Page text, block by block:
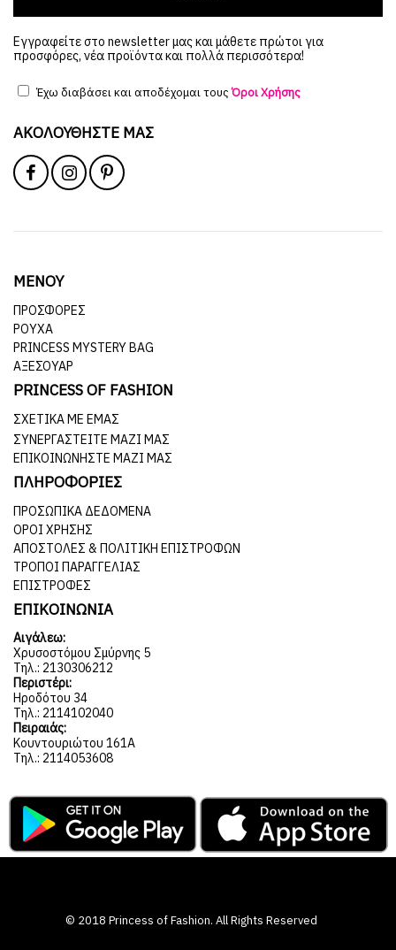
Εγγραφείτε στο newsletter μας και μάθετε πρώτοι για
προσφόρες, νέα προϊόντα και πολλά περισσότερα!
Έχω διαβάσει και αποδέχομαι τουςΌροι Χρήσης
ΑΚΟΛΟΥΘΉΣΤΕ ΜΑΣ
ΜΕΝΟΥ
ΠΡΟΣΦΟΡΕΣ
ΡΟΥΧΑ
PRINCESS MYSTERY BAG
ΑΞΕΣΟΥΑΡ
PRINCESS OF FASHION
ΣΧΕΤΙΚΆ ΜΕ ΕΜΆΣ
ΣΥΝΕΡΓΑΣΤΕΊΤΕ ΜΑΖΊ ΜΑΣ
ΕΠΙΚΟΙΝΩΝΉΣΤΕ ΜΑΖΊ ΜΑΣ
ΠΛΗΡΟΦΟΡΙΕΣ
ΠΡΟΣΩΠΙΚΆ ΔΕΔΟΜΈΝΑ
ΌΡΟΙ ΧΡΉΣΗΣ
ΑΠΟΣΤΟΛΈΣ & ΠΟΛΙΤΙΚΉ ΕΠΙΣΤΡΟΦΏΝ
ΤΡΌΠΟΙ ΠΑΡΑΓΓΕΛΊΑΣ
ΕΠΙΣΤΡΟΦΈΣ
ΕΠΙΚΟΙΝΩΝΙΑ
Αιγάλεω:
Χρυσοστόμου Σμύρνης 5
Τηλ.: 2130306212
Περιστέρι:
Ηροδότου 34
Τηλ.: 2114102040
Πειραιάς:
Κουντουριώτου 161Α
Τηλ.: 2114053608
© 2018 Princess of Fashion. All Rights Reserved